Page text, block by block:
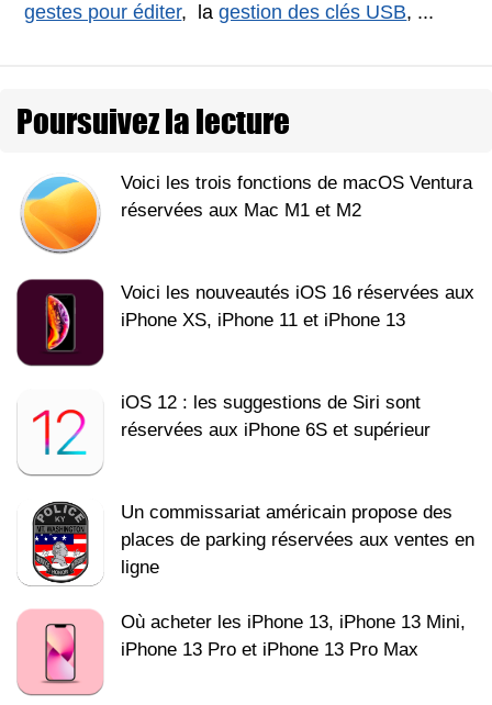
gestes pour éditer, lagestion des clés USB, ...
Poursuivez la lecture
Voici les trois fonctions de macOS Ventura
réservées aux Mac M1 et M2
Voici les nouveautés iOS 16 réservées aux
iPhone XS, iPhone 11 et iPhone 13
iOS 12 : les suggestions de Siri sont
réservées aux iPhone 6S et supérieur
Un commissariat américain propose des
places de parking réservées aux ventes en
ligne
Où acheter les iPhone 13, iPhone 13 Mini,
iPhone 13 Pro et iPhone 13 Pro Max